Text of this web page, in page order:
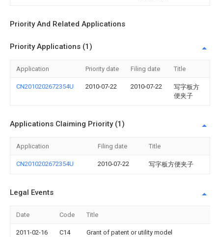
Priority And Related Applications
Priority Applications (1)
Application Priority date Filing date Title
CN2010202672354U 2010-07-22 2010-07-22
写字板方
便夹子
Applications Claiming Priority (1)
Application Filing date Title
CN2010202672354U 2010-07-22 写字板方便夹子
Legal Events
Date Code Title
2011-02-16 C14 Grant of patent or utility model